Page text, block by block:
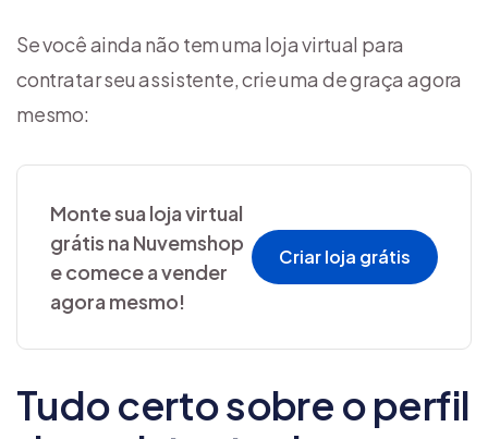
Se você ainda não tem uma loja virtual para
contratar seu assistente, crie uma de graça agora
mesmo:
Monte sua loja virtual
grátis na Nuvemshop
e comece a vender
agora mesmo!
Criar loja grátis
Tudo certo sobre o perfil